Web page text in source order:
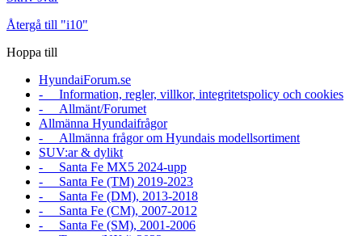
Återgå till "i10"
Hoppa till
HyundaiForum.se
- Information, regler, villkor, integritetspolicy och cookies
- Allmänt/Forumet
Allmänna Hyundaifrågor
- Allmänna frågor om Hyundais modellsortiment
SUV:ar & dylikt
- Santa Fe MX5 2024-upp
- Santa Fe (TM) 2019-2023
- Santa Fe (DM), 2013-2018
- Santa Fe (CM), 2007-2012
- Santa Fe (SM), 2001-2006